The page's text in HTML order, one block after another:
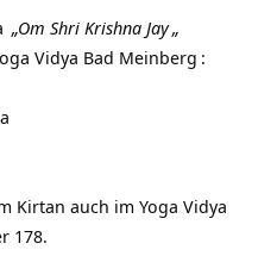
„Om Shri Krishna Jay„
Vidya Bad Meinberg :
Kirtan auch im Yoga Vidya
178.